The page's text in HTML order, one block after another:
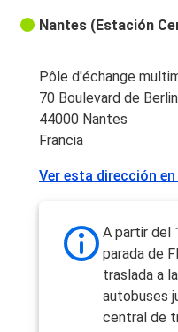
Nantes (Estación
Pôle d'échange
70 Boulevard de Berlin
44000 Nantes
Francia
Ver esta dirección
A partir del
parada de
traslada a
autobuses
central de